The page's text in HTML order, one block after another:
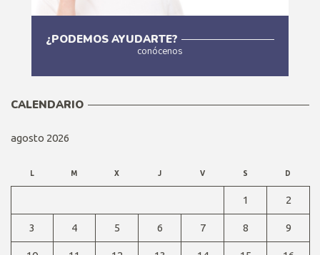
¿PODEMOS AYUDARTE?
conócenos
CALENDARIO
agosto 2026
L M X J V S D
1 2
3 4 5 6 7 8 9